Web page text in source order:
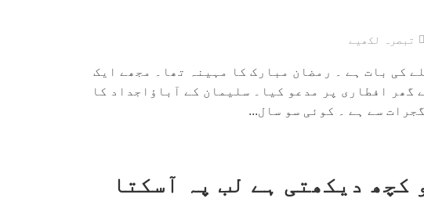
تبصرہ لکھیے
کی بات ہے ۔ رمضان مبارک کا مہینہ تھا۔ مجھے ایک
گھر افطاری پر مدعو کیا۔ سلیمان کے آباؤاجداد کا
سے ہے ۔ کوئی سو سال...
کچھ دیکھتی ہے لب پہ آسکتا